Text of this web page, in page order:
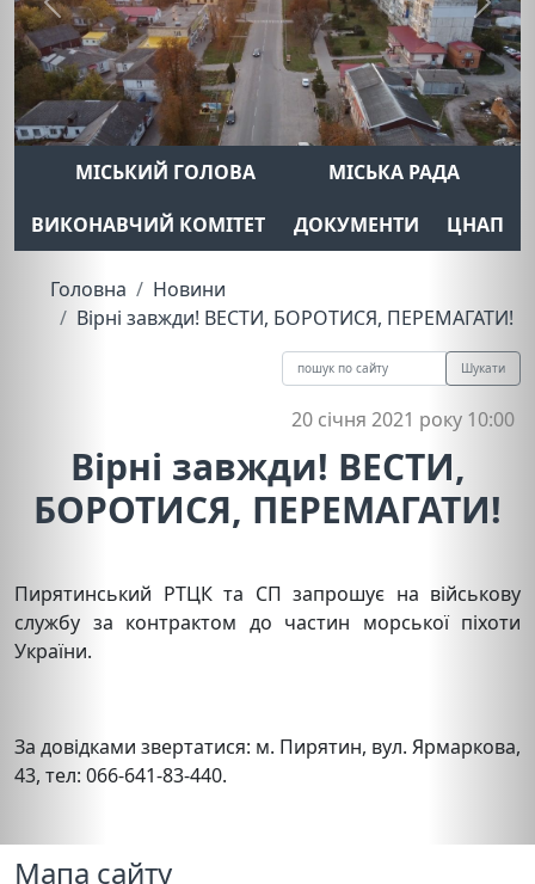
Previous Next
МІСЬКИЙ ГОЛОВА
МІСЬКА РАДА
ВИКОНАВЧИЙ КОМІТЕТ
ДОКУМЕНТИ ЦНАП
Головна
Новини
Вірні завжди! ВЕСТИ, БОРОТИСЯ, ПЕРЕМАГАТИ!
Шукати
20 січня 2021 року 10:00
Вірні завжди! ВЕСТИ,
БОРОТИСЯ, ПЕРЕМАГАТИ!
Пирятинський РТЦК та СП запрошує на військову
службу за контрактом до частин морської піхоти
України.
За довідками звертатися: м. Пирятин, вул. Ярмаркова,
43, тел: 066-641-83-440.
Мапа сайту